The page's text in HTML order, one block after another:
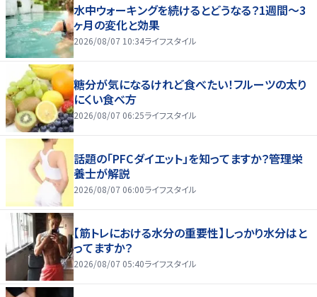
水中ウォーキングを続けるとどうなる？1週間～3
ヶ月の変化と効果
2026/08/07 10:34ライフスタイル
糖分が気になるけれど食べたい！フルーツの太り
にくい食べ方
2026/08/07 06:25ライフスタイル
話題の「PFCダイエット」を知ってますか？管理栄
養士が解説
2026/08/07 06:00ライフスタイル
【筋トレにおける水分の重要性】しっかり水分はと
ってますか？
2026/08/07 05:40ライフスタイル